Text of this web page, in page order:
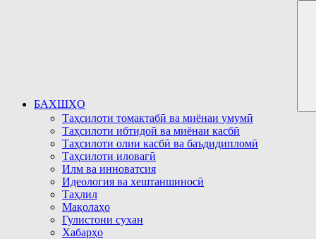
БАХШҲО
Таҳсилоти томактабӣ ва миёнаи умумӣ
Таҳсилоти ибтидоӣ ва миёнаи касбӣ
Таҳсилоти олии касбӣ ва баъдидипломӣ
Таҳсилоти иловагӣ
Илм ва инноватсия
Идеология ва хештаншиносӣ
Таҳлил
Мақолаҳо
Гулистони сухан
Хабарҳо